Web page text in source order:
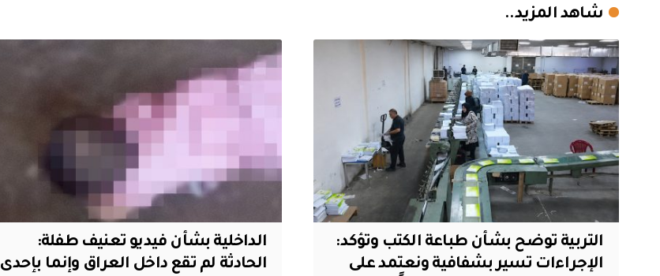
شاهد المزيد..
التربية توضح بشأن طباعة الكتب وتؤكد:
الإجراءات تسير بشفافية ونعتمد على
الداخلية بشأن فيديو تعنيف طفلة:
الحادثة لم تقع داخل العراق وإنما بإحدى